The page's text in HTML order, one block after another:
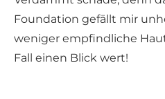
Foundation gefällt mir
weniger empfindliche
Fall einen Blick wert!